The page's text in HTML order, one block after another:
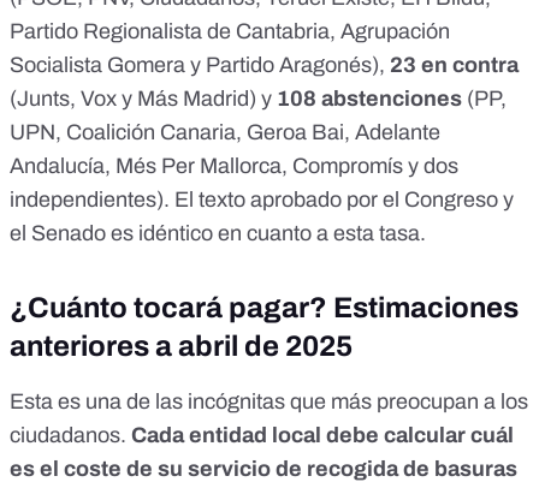
Partido Regionalista de Cantabria, Agrupación
Socialista Gomera y Partido Aragonés), 23 en contra
(Junts, Vox y Más Madrid) y 108 abstenciones (PP,
UPN, Coalición Canaria, Geroa Bai, Adelante
Andalucía, Més Per Mallorca, Compromís y dos
independientes). El texto aprobado por el Congreso y
el Senado es idéntico en cuanto a esta tasa.
¿Cuánto tocará pagar? Estimaciones
anteriores a abril de 2025
Esta es una de las incógnitas que más preocupan a los
ciudadanos. Cada entidad local debe calcular cuál
es el coste de su servicio de recogida de basuras